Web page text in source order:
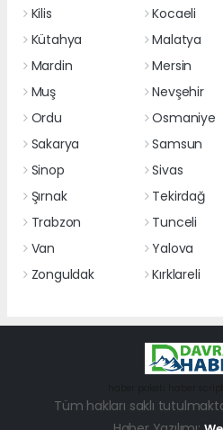
Kilis
Kocaeli
Kütahya
Malatya
Mardin
Mersin
Muş
Nevşehir
Ordu
Osmaniye
Sakarya
Samsun
Sinop
Sivas
Şırnak
Tekirdağ
Trabzon
Tunceli
Van
Yalova
Zonguldak
Kırklareli
Tüm hakları saklı